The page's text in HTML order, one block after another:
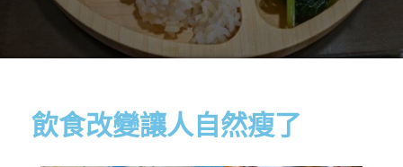
飲食改變讓人自然瘦了